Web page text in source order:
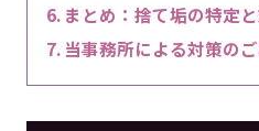
まとめ：捨て垢の特定
当事務所による対策の